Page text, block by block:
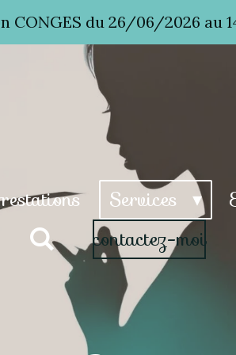
CONGES du 26/06/2026 au
Services
contactez-moi